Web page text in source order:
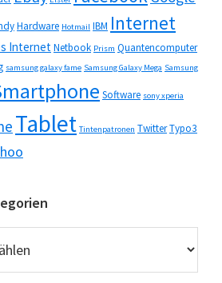
Hardware Hotmail IBM Internet
InternetNetbook Prism Quantencomputer
samsung galaxy fame Samsung Galaxy Mega Samsung
Software sony xperia
Tablet Tintenpatronen TwitterTypo3